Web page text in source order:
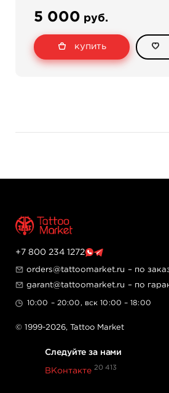
5 000 руб.
купить
+7 800 234 1272
orders@tattoomarket.ru – по
garant@tattoomarket.ru – по
10:00 – 20:00, вск 10:00 – 18:00
© 1999-2026, Tattoo Market
Следуйте за нами
ВКонтакте 20 413